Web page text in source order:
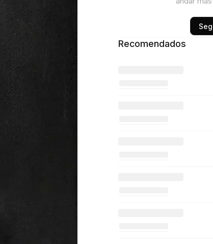
Recomendados